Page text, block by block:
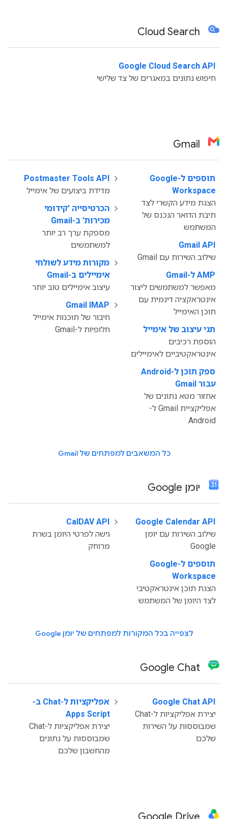
Google Cloud Search API
חיפוש נתונים במאגרים של צד שלישי
תוספים ל-Google
Workspace
הצגת מידע הקשרי לצד
תיבת הדואר הנכנס של
המשתמש
Gmail API
שילוב השירות עם Gmail
AMP ל-Gmail
מאפשר למשתמשים ליצור
אינטראקציה דינמית עם
תוכן האימייל
תגי עיצוב של אימייל
הוספת רכיבים
אינטראקטיביים לאימיילים
ספק תוכן ל-Android
עבור Gmail
אחזור מטא נתונים של
אפליקציית Gmail ל-
Android
Postmaster Tools API
מדידת ביצועים של אימייל
הכרטיסייה 'קידומי
מכירות' ב-Gmail
מספקת ערך רב יותר
למשתמשים
מקורות מידע לשולחי
אימיילים ב-Gmail
עיצוב אימיילים טוב יותר
Gmail IMAP
חיבור של תוכנות אימייל
חלופיות ל-Gmail
כל המשאבים למפתחים של Gmail
יומן Google
Google Calendar API
שילוב השירות עם יומן
Google
תוספים ל-Google
Workspace
הצגת תוכן אינטראקטיבי
לצד היומן של המשתמש
CalDAV API
גישה לפרטי היומן בשרת
מרוחק
לצפייה בכל המקורות למפתחים של יומן Google
Google Chat API
יצירת אפליקציות ל-Chat
שמבוססות על השירות
שלכם
אפליקציות ל-Chat ב-
Apps Script
יצירת אפליקציות ל-Chat
שמבוססות על נתונים
מהחשבון שלכם